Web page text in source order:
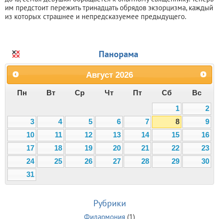
им предстоит пережить тринадцать обрядов экзорцизма, каждый
из которых страшнее и непредсказуемее предыдущего.
Панорама
Август 2026
Пн Вт Ср Чт Пт Сб
Вс
1
2
3
4 5 6 7 8
9
10
11 12 13 14 15
16
17
18 19 20 21 22
23
24
25 26 27 28 29
30
31
Рубрики
Филармония (1)